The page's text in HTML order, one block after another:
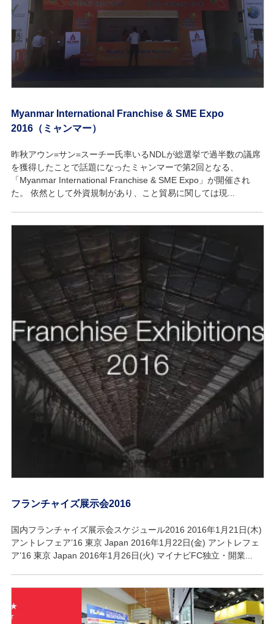
Myanmar International Franchise & SME Expo
2016（ミャンマー）
昨秋アウン=サン=スーチー氏率いるNDLが総選挙で過半数の議席
を獲得したことで話題になったミャンマーで第2回となる、
「Myanmar International Franchise & SME Expo」が開催され
た。 依然として外資規制があり、こと貿易に関しては現...
フランチャイズ展示会2016
国内フランチャイズ展示会スケジュール2016 2016年1月21日(木)
アントレフェア’16 東京 Japan 2016年1月22日(金) アントレフェ
ア’16 東京 Japan 2016年1月26日(火) マイナビFC独立・開業...